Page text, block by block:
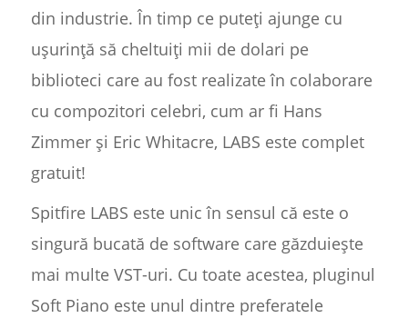
din industrie. În timp ce puteți ajunge cu
ușurință să cheltuiți mii de dolari pe
biblioteci care au fost realizate în colaborare
cu compozitori celebri, cum ar fi Hans
Zimmer și Eric Whitacre, LABS este complet
gratuit!
Spitfire LABS este unic în sensul că este o
singură bucată de software care găzduiește
mai multe VST-uri. Cu toate acestea, pluginul
Soft Piano este unul dintre preferatele